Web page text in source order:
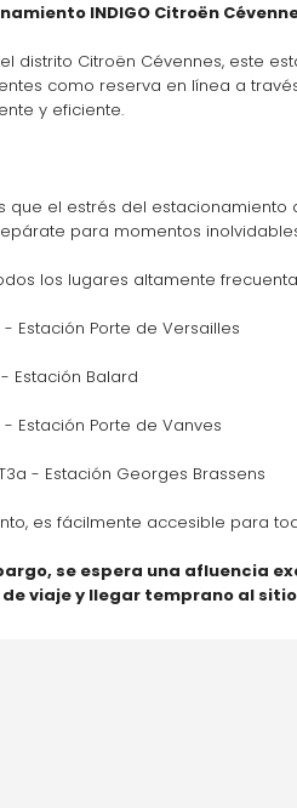
INDIGO Citroën
distrito Citroën Cévennes, este
como reserva en línea a
y eficiente.
que el estrés del estacionamiento
para momentos
los lugares altamente
- Estación Porte de Versailles
Estación Balard
- Estación Porte de Vanves
- Estación Georges Brassens
es fácilmente accesible para
se espera una afluencia
viaje y llegar temprano al